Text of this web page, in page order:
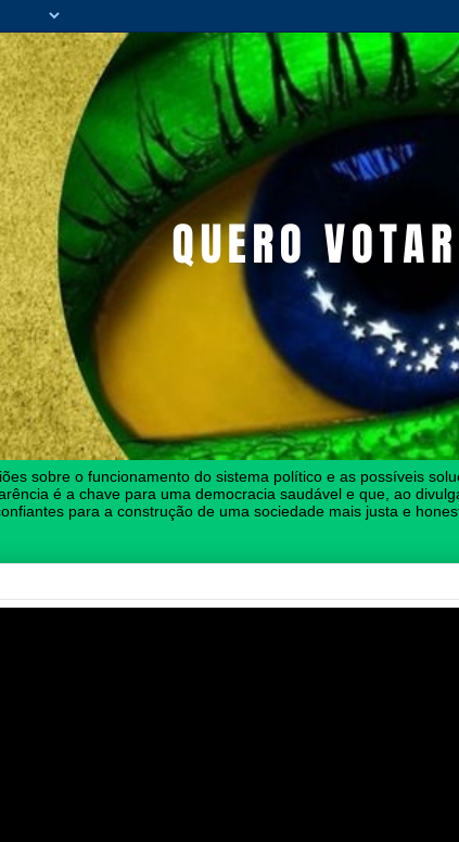
sobre o funcionamento do sistema político e as possíveis
é a chave para uma democracia saudável e que, ao
para a construção de uma sociedade mais justa e